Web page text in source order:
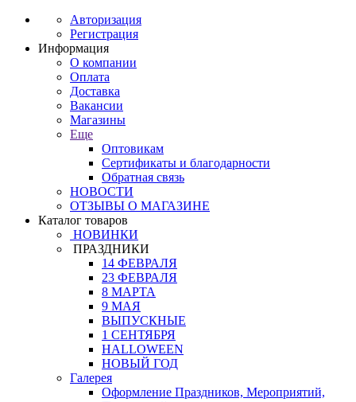
Авторизация
Регистрация
Информация
О компании
Оплата
Доставка
Вакансии
Магазины
Еще
Оптовикам
Сертификаты и благодарности
Обратная связь
НОВОСТИ
ОТЗЫВЫ О МАГАЗИНЕ
Каталог товаров
НОВИНКИ
ПРАЗДНИКИ
14 ФЕВРАЛЯ
23 ФЕВРАЛЯ
8 МАРТА
9 МАЯ
ВЫПУСКНЫЕ
1 СЕНТЯБРЯ
HALLOWEEN
НОВЫЙ ГОД
Галерея
Оформление Праздников, Мероприятий,